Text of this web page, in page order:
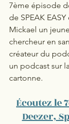
7ème épisode
de SPEAK
Mickael un
chercheur en
créateur du
un podcast sur
cartonne.
Écoutez le
Deezer,